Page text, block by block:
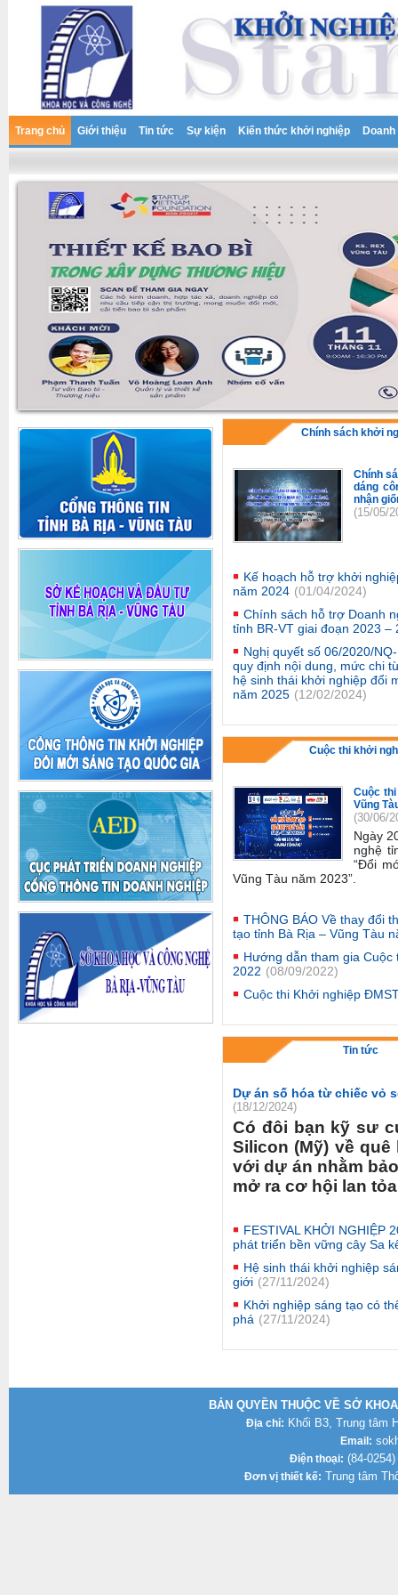
Trang chủ Giới thiệu Tin tức Sự kiện Kiến thức khởi nghiệp
Chính sách khởi
Chính
dáng
nhận
(15/05/
Kế hoạch hỗ trợ khởi
năm 2024 (01/04/2024)
Chính sách hỗ trợ Doanh
tỉnh BR-VT giai đoạn 2023 –
Nghị quyết số 06/2020/
quy định nội dung, mức chi
hệ sinh thái khởi nghiệp đổi
năm 2025 (12/02/2024)
Cuộc thi khởi
Cuộc
Vũng
(30/06/
Ngày
nghệ
“Đổi
Vũng Tàu năm 2023”
THÔNG BÁO Về thay đổi
tạo tỉnh Bà Rịa – Vũng Tàu
Hướng dẫn tham gia
2022 (08/09/2022)
Cuộc thi Khởi nghiệp
Tin tức
Dự án số hóa từ chiếc vỏ
(18/12/2024)
Có đôi bạn kỹ sư
Silicon (Mỹ) về
với dự án nhằm
mở ra cơ hội lan
FESTIVAL KHỞI NGHIỆP
phát triển bền vững cây Sa
Hệ sinh thái khởi nghiệp
giới (27/11/2024)
Khởi nghiệp sáng tạo có
phá (27/11/2024)
BẢN QUYỀN THUỘC VỀ SỞ
Địa chỉ: Khối B3, Trung tâm
Email:
Điện thoại: (84-
Đơn vị thiết kế: Trung tâm